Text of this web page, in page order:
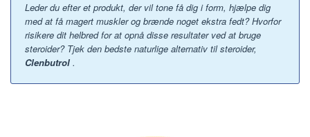
Leder du efter et produkt, der vil tone få dig i form, hjælpe dig
med at få magert muskler og brænde noget ekstra fedt? Hvorfor
risikere dit helbred for at opnå disse resultater ved at bruge
steroider? Tjek den bedste naturlige alternativ til steroider,
Clenbutrol .